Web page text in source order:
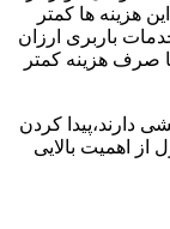
هزینه ها کمتر
باربری ارزان
صرف هزینه کمتر
دارند،پیدا کردن
اهمیت بالایی